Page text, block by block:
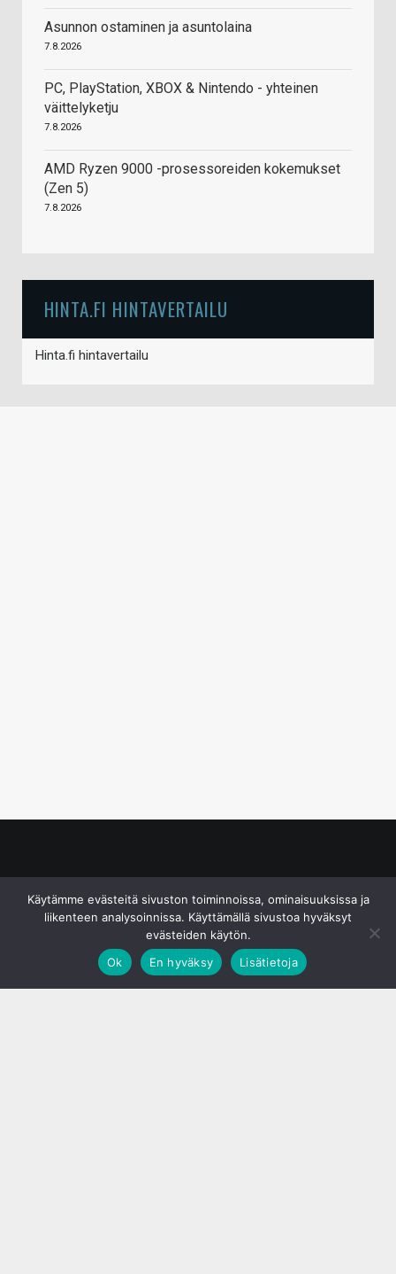
Asunnon ostaminen ja asuntolaina
7.8.2026
PC, PlayStation, XBOX & Nintendo - yhteinen
väittelyketju
7.8.2026
AMD Ryzen 9000 -prosessoreiden kokemukset
(Zen 5)
7.8.2026
HINTA.FI HINTAVERTAILU
Hinta.fi hintavertailu
Käytämme evästeitä sivuston toiminnoissa, ominaisuuksissa ja
liikenteen analysoinnissa. Käyttämällä sivustoa hyväksyt
evästeiden käytön.
Ok
En hyväksy Lisätietoja